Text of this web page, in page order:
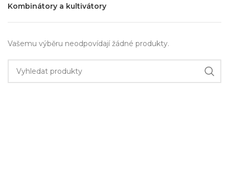
Kombinátory a kultivátory
Vašemu výběru neodpovídají žádné produkty.